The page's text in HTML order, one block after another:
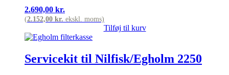
2.690,00 kr.
(2.152,00 kr. ekskl. moms)
Tilføj til kurv
Servicekit til Nilfisk/Egholm 2250